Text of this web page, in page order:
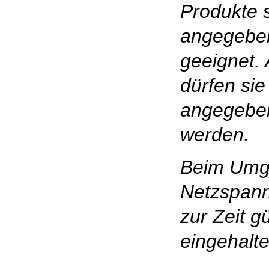
Produkte
geeignet.
dürfen
werden.
Beim
zur Zeit